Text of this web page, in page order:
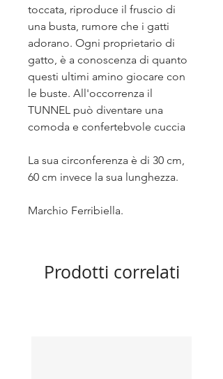
toccata, riproduce il fruscio di
una busta, rumore che i gatti
adorano. Ogni proprietario di
gatto, è a conoscenza di quanto
questi ultimi amino giocare con
le buste. All'occorrenza il
TUNNEL può diventare una
comoda e confertebvole cuccia
La sua circonferenza è di 30 cm,
60 cm invece la sua lunghezza.
Marchio Ferribiella.
Prodotti correlati